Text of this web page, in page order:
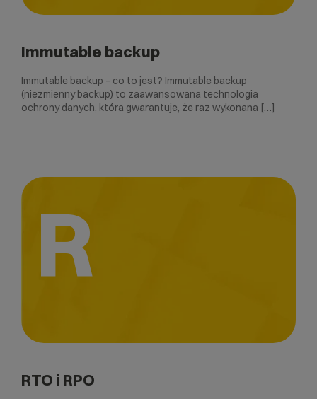
Immutable backup
Immutable backup – co to jest? Immutable backup
(niezmienny backup) to zaawansowana technologia
ochrony danych, która gwarantuje, że raz wykonana […]
R
RTO i RPO